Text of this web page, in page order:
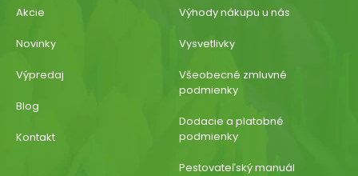
Akcie
Novinky
Výpredaj
Blog
Kontakt
Výhody nákupu u nás
Vysvetlivky
Všeobecné zmluvné
podmienky
Dodacie a platobné
podmienky
Pestovateľský manuál